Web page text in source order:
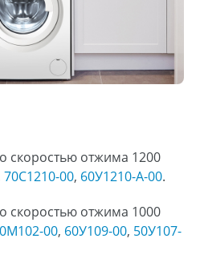
скоростью отжима 1200
70С1210-00, 60У1210-А-00.
скоростью отжима 1000
00, 60У109-00, 50У107-